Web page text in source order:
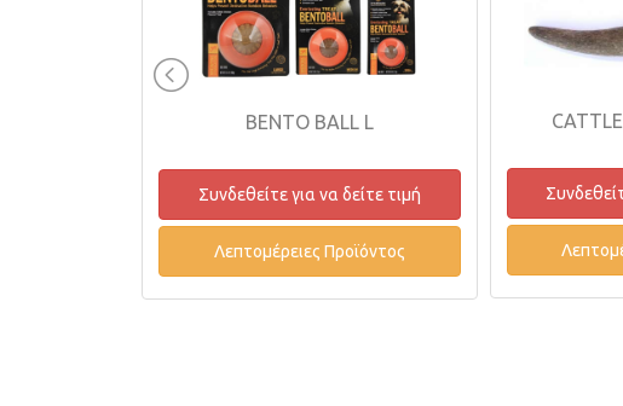
BENTO BALL L
Συνδεθείτε για να δείτε τιμή
Λεπτομέρειες Προϊόντος